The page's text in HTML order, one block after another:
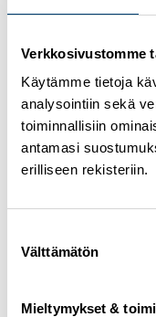
Verkkosivustomme
Käytämme tietoja
analysointiin sekä
toiminnallisiin
antamasi
erilliseen rekisteriin.
valinta
Välttämätön
Mieltymykset &
nuorten
rakenteelliset
Nuori mieli
verkkokurssit
perustiedoksi.
suorittaa täältä.